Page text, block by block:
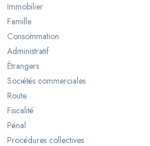
Immobilier
Famille
Consommation
Administratif
Étrangers
Sociétés commerciales
Route
Fiscalité
Pénal
Procédures collectives